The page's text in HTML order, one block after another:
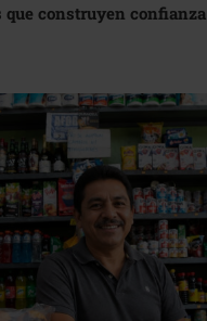
que construyen confianza